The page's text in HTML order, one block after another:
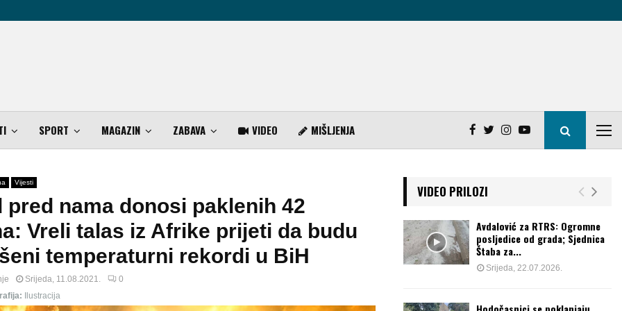
SPORT MAGAZIN ZABAVA VIDEO MIŠLJENJA
Vijesti
pred nama donosi paklenih 42
Vreli talas iz Afrike prijeti da budu
temperaturni rekordi u BiH
Srijeda, 11.08.2021.
0
Ilustracija
VIDEO PRILOZI
Avdalović za RTRS: Ogromne
posljedice od grada; Sjednica
Štaba za...
Srijeda, 22.07.2026.